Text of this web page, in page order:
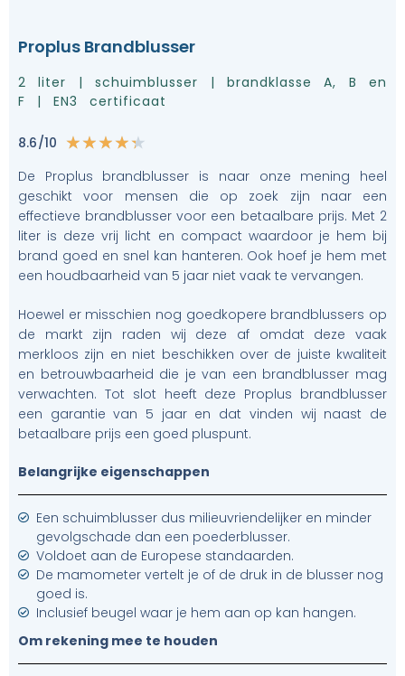
Proplus Brandblusser
2 liter | schuimblusser | brandklasse A, B en
F | EN3 certificaat
8.6/10 ★ ★ ★ ★ ★
De Proplus brandblusser is naar onze mening heel
geschikt voor mensen die op zoek zijn naar een
effectieve brandblusser voor een betaalbare prijs. Met 2
liter is deze vrij licht en compact waardoor je hem bij
brand goed en snel kan hanteren. Ook hoef je hem met
een houdbaarheid van 5 jaar niet vaak te vervangen.
Hoewel er misschien nog goedkopere brandblussers op
de markt zijn raden wij deze af omdat deze vaak
merkloos zijn en niet beschikken over de juiste kwaliteit
en betrouwbaarheid die je van een brandblusser mag
verwachten. Tot slot heeft deze Proplus brandblusser
een garantie van 5 jaar en dat vinden wij naast de
betaalbare prijs een goed pluspunt.
Belangrijke eigenschappen
Een schuimblusser dus milieuvriendelijker en minder
gevolgschade dan een poederblusser.
Voldoet aan de Europese standaarden.
De mamometer vertelt je of de druk in de blusser nog
goed is.
Inclusief beugel waar je hem aan op kan hangen.
Om rekening mee te houden